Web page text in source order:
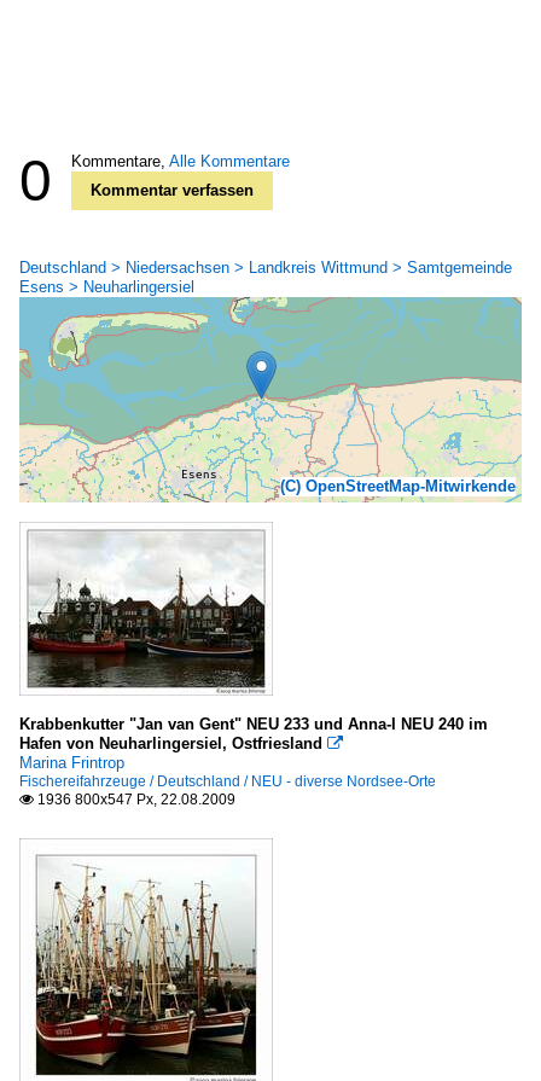
0 Kommentare, Alle Kommentare
Kommentar verfassen
Deutschland > Niedersachsen > Landkreis Wittmund > Samtgemeinde
Esens > Neuharlingersiel
(C) OpenStreetMap-Mitwirkende
Krabbenkutter "Jan van Gent" NEU 233 und Anna-I NEU 240 im
Hafen von Neuharlingersiel, Ostfriesland 
Marina Frintrop
Fischereifahrzeuge / Deutschland / NEU - diverse Nordsee-Orte
 1936 800x547 Px, 22.08.2009